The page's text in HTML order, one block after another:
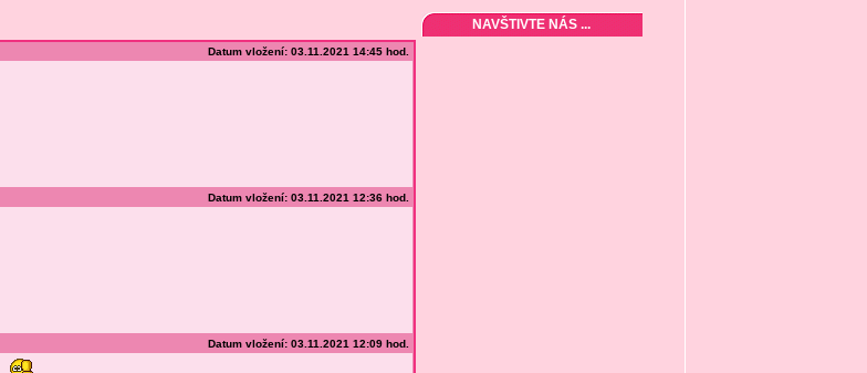
Datum vložení: 03.11.2021 14:45 hod.
Datum vložení: 03.11.2021 12:36 hod.
Datum vložení: 03.11.2021 12:09 hod.
NAVŠTIVTE NÁS ...